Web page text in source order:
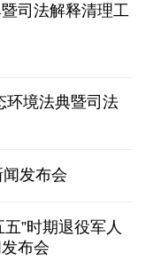
据产权登记
存短缺发生争执
开展情报活动
将"回国休假"
司法解释清理工
环境法典暨司法
发布会
”时期退役军人
布会